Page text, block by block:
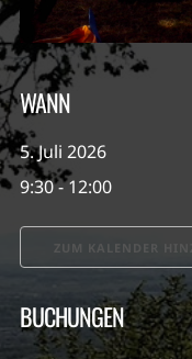
WANN
5. Juli 2026
9:30 - 12:00
ZUM KALENDER
ICS
BUCHUNGEN